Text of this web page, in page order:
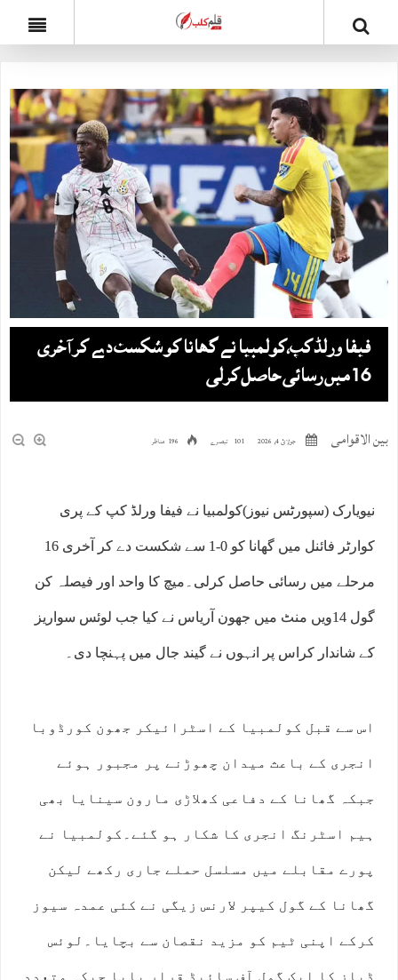
فیفا ورلڈکپ،کولمبیا نے گھانا کو شکست دے کر آخری
16 میں رسائی حاصل کرلی
بین الاقوامی جولائ 4, 2026 101 تبصرے 196 مناظر
نیویارک (سپورٹس نیوز)کولمبیا نے فیفا ورلڈ کپ کے پری
کوارٹر فائنل میں گھانا کو 0-1 سے شکست دے کر آخری 16
مرحلے میں رسائی حاصل کرلی۔میچ کا واحد اور فیصلہ کن
گول 14ویں منٹ میں جھون آریاس نے کیا جب لوئس سواریز
کے شاندار کراس پر انہوں نے گیند جال میں پہنچا دی۔
اس سے قبل کولمبیا کے اسٹرائیکر جھون کورڈوبا
انجری کے باعث میدان چھوڑنے پر مجبور ہوئے
جبکہ گھانا کے دفاعی کھلاڑی مارون سینایا بھی
ہیم اسٹرنگ انجری کا شکار ہو گئے۔کولمبیا نے
پورے مقابلے میں مسلسل حملے جاری رکھے لیکن
گھانا کے گول کیپر لارنس زیگی نے کئی عمدہ سیوز
کرکے اپنی ٹیم کو مزید نقصان سے بچایا۔لوئس
ڈیاز کا ایک گول آف سائیڈ قرار پایا جبکہ متعدد